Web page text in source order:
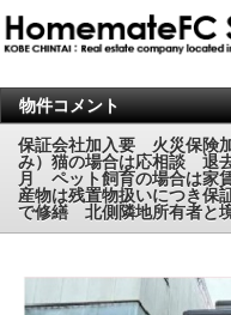
物件コメント
保証会社加入要 火災保険
み）猫の場合は応相談 退
月 ペット飼育の場合は
産物は残置物扱いにつき
で修繕 北側隣地所有者と